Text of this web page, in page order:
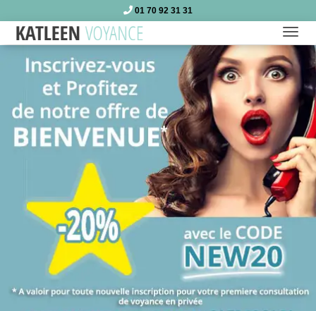
01 70 92 31 31